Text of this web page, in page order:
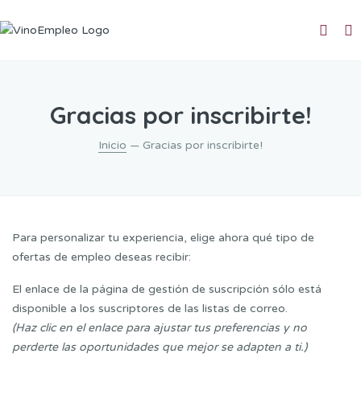
Gracias por inscribirte!
Inicio — Gracias por inscribirte!
Para personalizar tu experiencia, elige ahora qué tipo de
ofertas de empleo deseas recibir:
El enlace de la página de gestión de suscripción sólo está
disponible a los suscriptores de las listas de correo.
(Haz clic en el enlace para ajustar tus preferencias y no
perderte las oportunidades que mejor se adapten a ti.)